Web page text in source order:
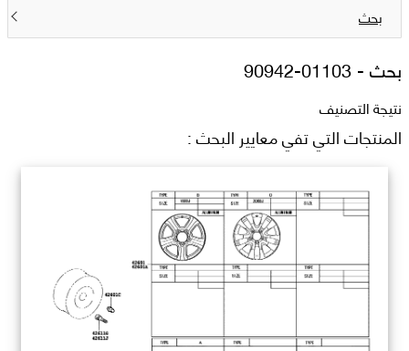
بحث
بحث -90942-01103
نتيجة التصنيف
المنتجات التي تفي معايير البحث :